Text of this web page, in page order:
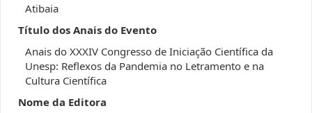
Atibaia
Título dos Anais do Evento
Anais do XXXIV Congresso de Iniciação Científica da
Unesp: Reflexos da Pandemia no Letramento e na
Cultura Científica
Nome da Editora